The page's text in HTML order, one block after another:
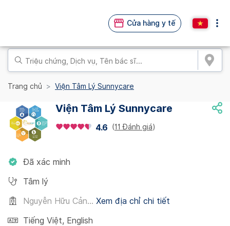
Cửa hàng y tế
Trang chủ Viện Tâm Lý Sunnycare
Viện Tâm Lý Sunnycare
4.6 (11 Đánh giá)
Đã xác minh
Tâm lý
Nguyễn Hữu Cản... Xem địa chỉ chi tiết
Tiếng Việt, English